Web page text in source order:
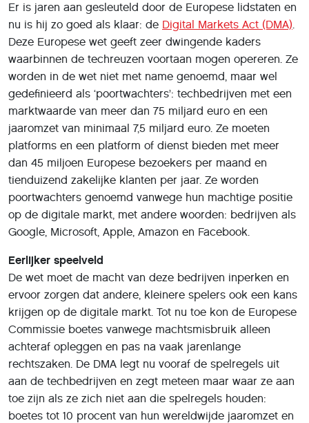
Er is jaren aan gesleuteld door de Europese lidstaten en
nu is hij zo goed als klaar: de Digital Markets Act (DMA).
Deze Europese wet geeft zeer dwingende kaders
waarbinnen de techreuzen voortaan mogen opereren. Ze
worden in de wet niet met name genoemd, maar wel
gedefinieerd als ‘poortwachters’: techbedrijven met een
marktwaarde van meer dan 75 miljard euro en een
jaaromzet van minimaal 7,5 miljard euro. Ze moeten
platforms en een platform of dienst bieden met meer
dan 45 miljoen Europese bezoekers per maand en
tienduizend zakelijke klanten per jaar. Ze worden
poortwachters genoemd vanwege hun machtige positie
op de digitale markt, met andere woorden: bedrijven als
Google, Microsoft, Apple, Amazon en Facebook.
Eerlijker speelveld
De wet moet de macht van deze bedrijven inperken en
ervoor zorgen dat andere, kleinere spelers ook een kans
krijgen op de digitale markt. Tot nu toe kon de Europese
Commissie boetes vanwege machtsmisbruik alleen
achteraf opleggen en pas na vaak jarenlange
rechtszaken. De DMA legt nu vooraf de spelregels uit
aan de techbedrijven en zegt meteen maar waar ze aan
toe zijn als ze zich niet aan die spelregels houden:
boetes tot 10 procent van hun wereldwijde jaaromzet en